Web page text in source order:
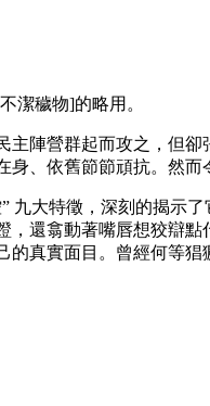
潔穢物]的略用。
陣營群起而攻之，但
、依舊節節頑抗。然而
九大特徵，深刻的揭示
還翕動著嘴唇想狡辯
真實面目。曾經何等